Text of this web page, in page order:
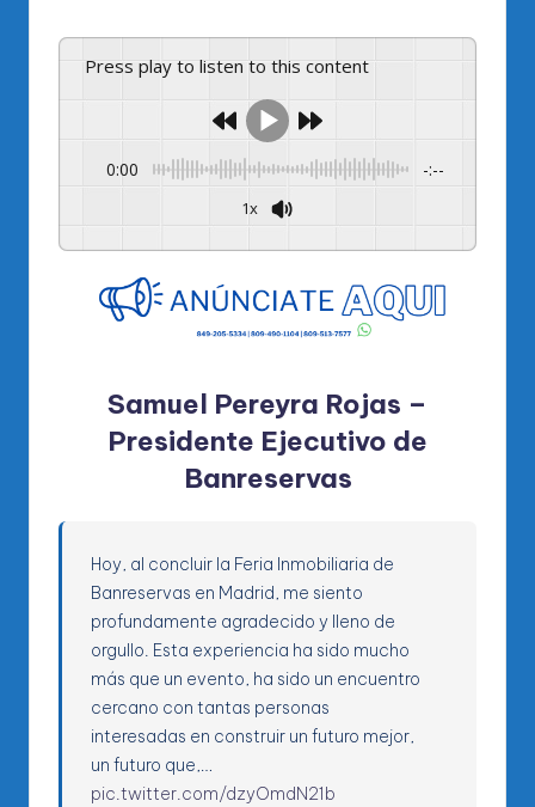
Press play to listen to this content
0:00 -:--
1x
Powered By GSpeech
Samuel Pereyra Rojas –
Presidente Ejecutivo de
Banreservas
Hoy, al concluir la Feria Inmobiliaria de
Banreservas en Madrid, me siento
profundamente agradecido y lleno de
orgullo. Esta experiencia ha sido mucho
más que un evento, ha sido un encuentro
cercano con tantas personas
interesadas en construir un futuro mejor,
un futuro que,…
pic.twitter.com/dzyOmdN21b